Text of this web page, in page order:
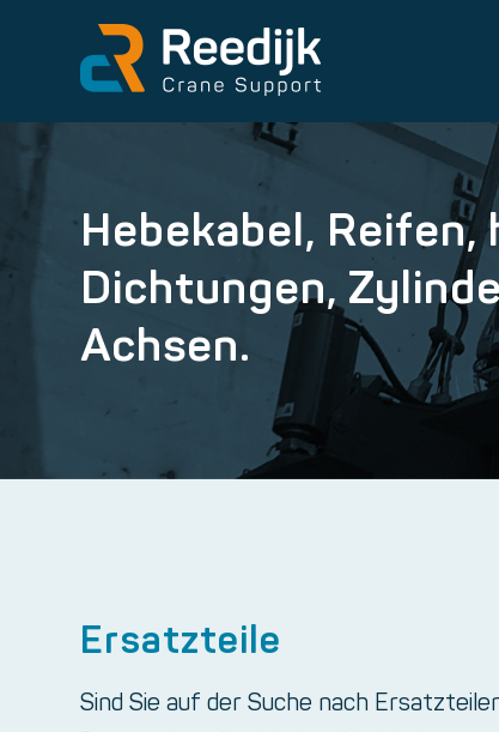
Hebekabel, Reifen,
Dichtungen,
Achsen.
Ersatzteile
Sind Sie auf der Suche nach